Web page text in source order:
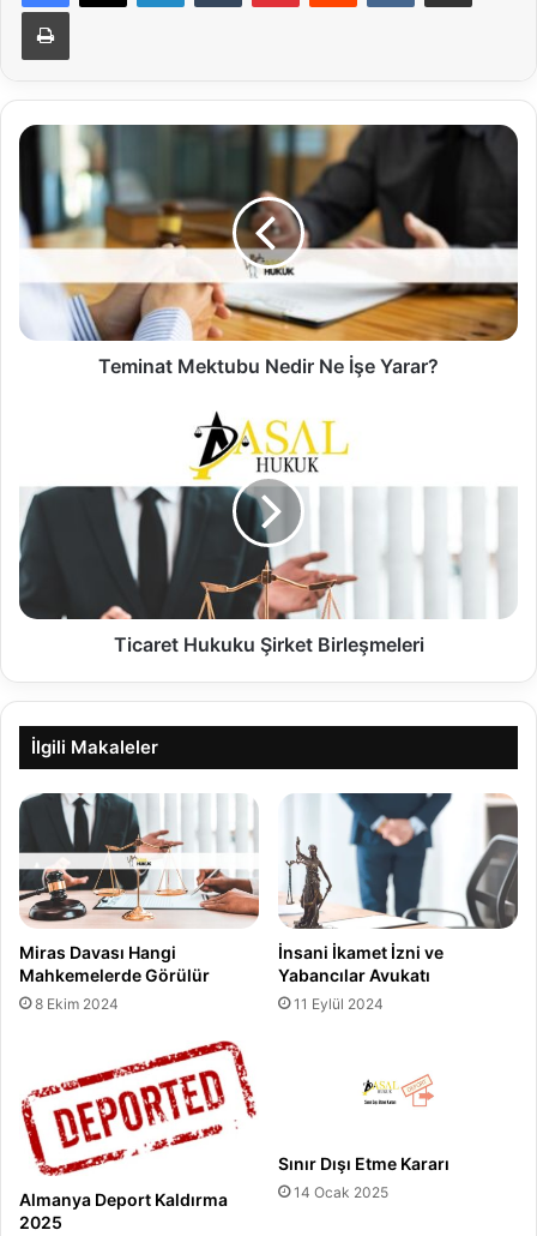
Yazdır
Teminat Mektubu Nedir Ne İşe Yarar?
Ticaret Hukuku Şirket Birleşmeleri
İlgili Makaleler
Miras Davası Hangi
Mahkemelerde Görülür
8 Ekim 2024
İnsani İkamet İzni ve
Yabancılar Avukatı
11 Eylül 2024
Almanya Deport Kaldırma
2025
Sınır Dışı Etme Kararı
14 Ocak 2025